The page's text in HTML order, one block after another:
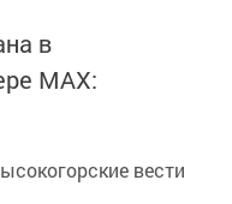
в
MАХ:
вести